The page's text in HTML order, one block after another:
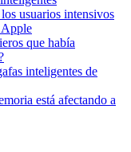
usuarios intensivos
Apple
que había
inteligentes de
está afectando a